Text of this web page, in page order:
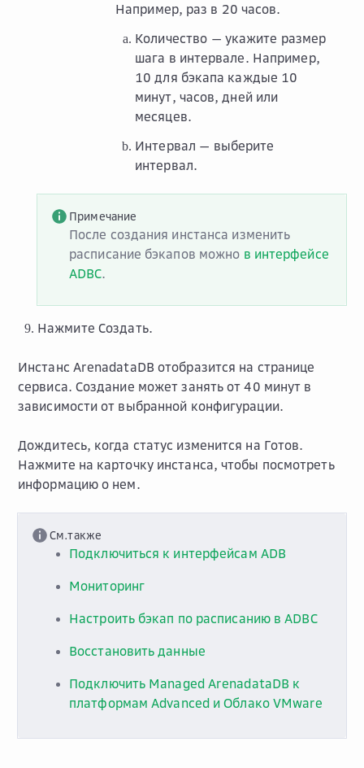
Например, раз в 20 часов.
Количество — укажите размер
шага в интервале. Например,
10 для бэкапа каждые 10
минут, часов, дней или
месяцев.
Интервал — выберите
интервал.
Примечание
После создания инстанса изменить
расписание бэкапов можно в интерфейсе
ADBC.
Нажмите Создать.
Инстанс ArenadataDB отобразится на странице
сервиса. Создание может занять от 40 минут в
зависимости от выбранной конфигурации.
Дождитесь, когда статус изменится на Готов.
Нажмите на карточку инстанса, чтобы посмотреть
информацию о нем.
См.также
Подключиться к интерфейсам ADB
Мониторинг
Настроить бэкап по расписанию в ADBC
Восстановить данные
Подключить Managed ArenadataDB к
платформам Advanced и Облако VMware